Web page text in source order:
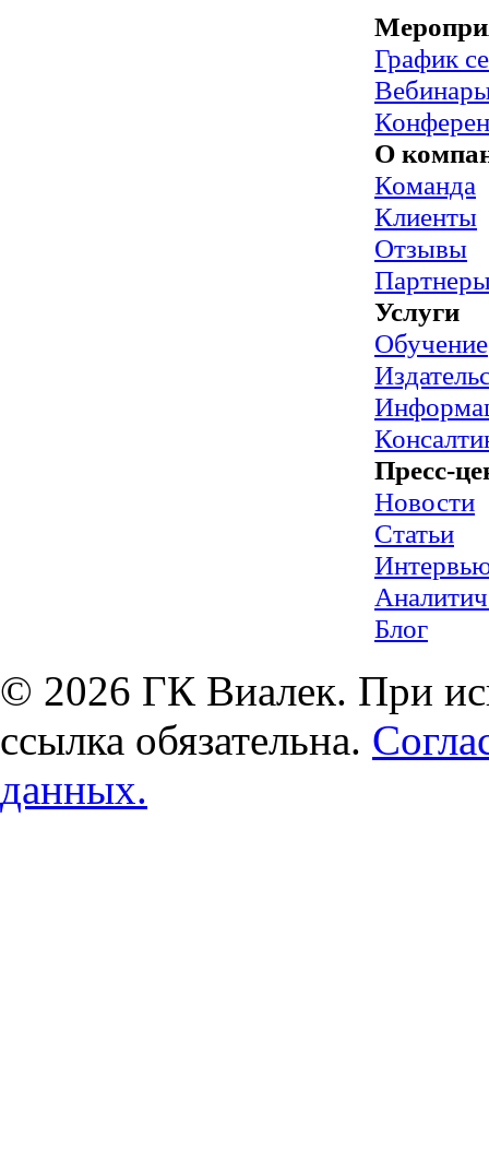
График
О
Команда
Клиенты
Отзывы
Услуги
Обучение
Пресс-
Новости
Статьи
Блог
© 2026 ГК Виалек. При
ссылка обязательна.
данных.